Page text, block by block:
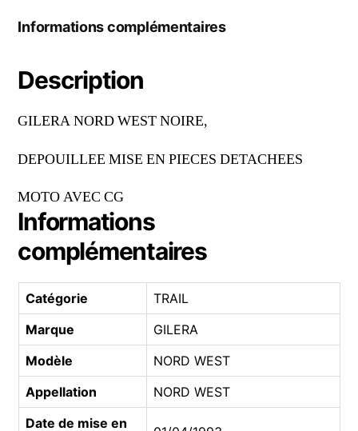
Informations complémentaires
Description
GILERA NORD WEST NOIRE,
DEPOUILLEE MISE EN PIECES DETACHEES
MOTO AVEC CG
Informations
complémentaires
Catégorie
TRAIL
Marque
GILERA
Modèle
NORD WEST
Appellation
NORD WEST
Date de mise en